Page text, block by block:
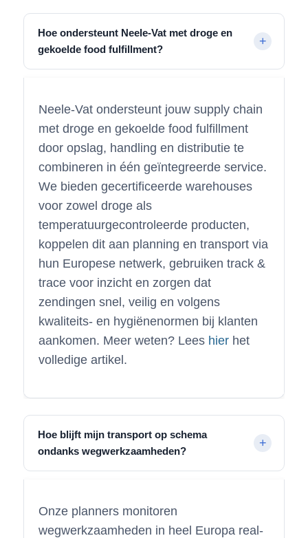
Hoe ondersteunt Neele-Vat met droge en
gekoelde food fulfillment?
Neele-Vat ondersteunt jouw supply chain
met droge en gekoelde food fulfillment
door opslag, handling en distributie te
combineren in één geïntegreerde service.
We bieden gecertificeerde warehouses
voor zowel droge als
temperatuurgecontroleerde producten,
koppelen dit aan planning en transport via
hun Europese netwerk, gebruiken track &
trace voor inzicht en zorgen dat
zendingen snel, veilig en volgens
kwaliteits- en hygiënenormen bij klanten
aankomen. Meer weten? Lees hier het
volledige artikel.
Hoe blijft mijn transport op schema
ondanks wegwerkzaamheden?
Onze planners monitoren
wegwerkzaamheden in heel Europa real-